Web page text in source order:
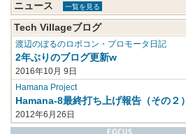
ニュース 一覧を見る
Tech Villageブログ
渡辺のぼるのロボコン・プロモータ日記
2年ぶりのブログ更新w
2016年10月 9日
Hamana Project
Hamana-8最終打ち上げ報告（その２）
2012年6月26日